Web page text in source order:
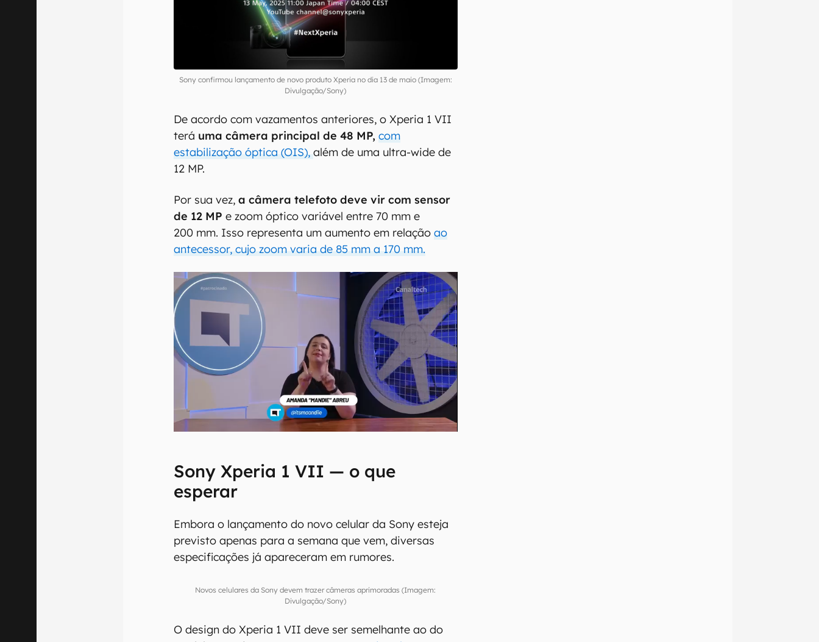
Sony confirmou lançamento de novo produto Xperia no dia 13 de maio (Imagem:
Divulgação/Sony)
De acordo com vazamentos anteriores, o Xperia 1 VII
terá uma câmera principal de 48 MP, com
estabilização óptica (OIS),além de uma ultra-wide de
12 MP.
Por sua vez,a câmera telefoto deve vir com sensor
de 12 MP e zoom óptico variável entre 70 mm e
200 mm. Isso representa um aumento em relaçãoao
antecessor, cujo zoom varia de 85 mm a 170 mm.
Sony Xperia 1 VII — o que
esperar
Embora o lançamento do novo celular da Sony esteja
previsto apenas para a semana que vem, diversas
especificações já apareceram em rumores.
Novos celulares da Sony devem trazer câmeras aprimoradas (Imagem:
Divulgação/Sony)
O design do Xperia 1 VII deve ser semelhante ao do